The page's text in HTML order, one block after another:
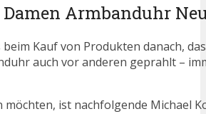
Armbanduhr
Kauf von Produkten danach,
auch vor anderen geprahlt –
möchten, ist nachfolgende Michael